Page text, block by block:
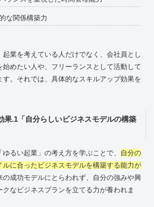
な関係構築力
起業を考えている人だけでなく、会社員とし
始めたい人や、フリーランスとして活動して
す。それでは、具体的なスキルアップ効果を
果.1「自分らしいビジネスモデルの構築
るい起業」の考え方を学ぶことで、
自分の
ルに合ったビジネスモデルを構築する能力が
の成功モデルにとらわれず、自分の強みや興
なビジネスプランを立てる力が養われま